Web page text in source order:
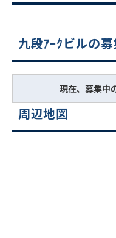
九段ｱｰｸビルの
現在、募集中
周辺地図